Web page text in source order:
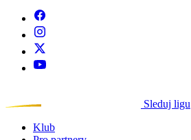
Sleduj ligu
Klub